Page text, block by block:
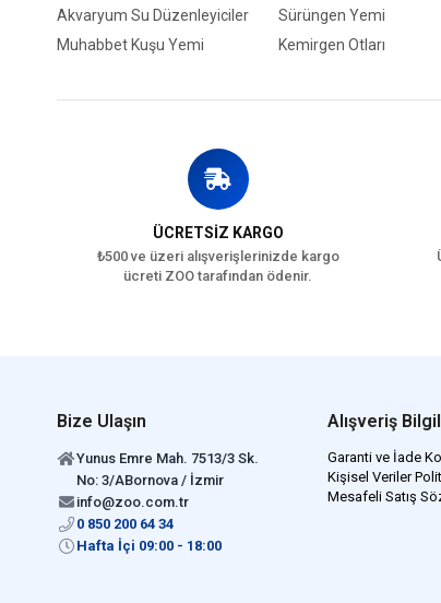
Akvaryum Su Düzenleyiciler
Sürüngen Yemi
Muhabbet Kuşu Yemi
Kemirgen Otları
ÜCRETSİZ KARGO
₺500 ve üzeri alışverişlerinizde kargo
ücreti ZOO tarafından ödenir.
Bize Ulaşın
Yunus Emre Mah. 7513/3 Sk.
No: 3/ABornova / İzmir
info@zoo.com.tr
0 850 200 64 34
Hafta İçi 09:00 - 18:00
Alışveriş
Garanti ve İade
Kişisel Veriler
Mesafeli Satış